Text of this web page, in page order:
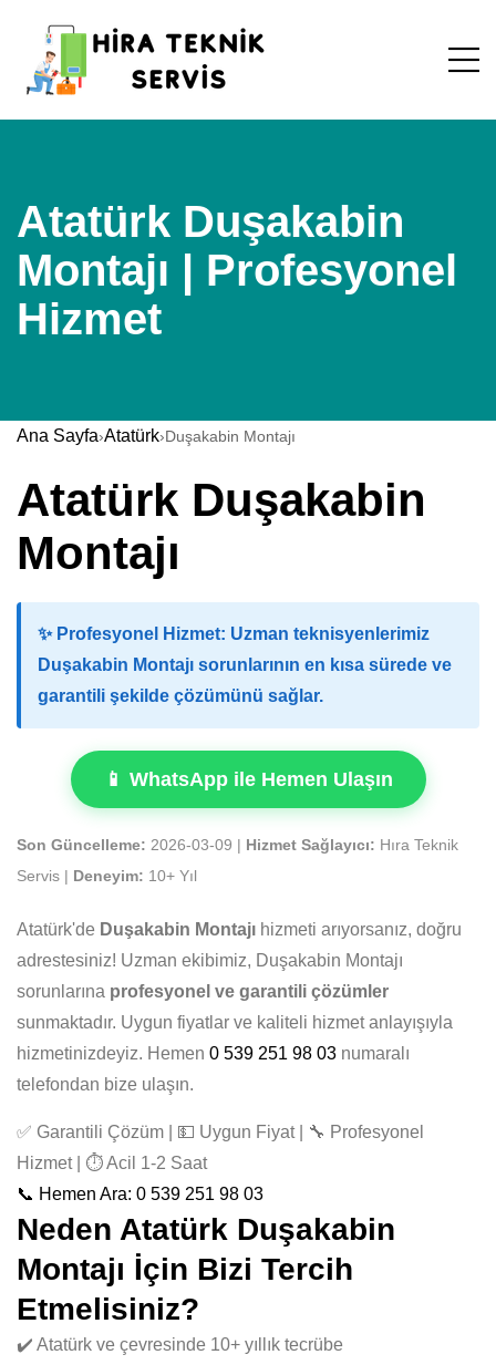
Atatürk Duşakabin
Montajı | Profesyonel
Hizmet
Ana Sayfa›Atatürk›Duşakabin Montajı
Atatürk Duşakabin
Montajı
✨ Profesyonel Hizmet: Uzman teknisyenlerimiz
Duşakabin Montajı sorunlarının en kısa sürede ve
garantili şekilde çözümünü sağlar.
📱 WhatsApp ile Hemen Ulaşın
Son Güncelleme: 2026-03-09 | Hizmet Sağlayıcı: Hıra Teknik
Servis |
Deneyim: 10+ Yıl
Atatürk'de Duşakabin Montajı hizmeti arıyorsanız, doğru
adrestesiniz! Uzman ekibimiz, Duşakabin Montajı
sorunlarına profesyonel ve garantili çözümler
sunmaktadır. Uygun fiyatlar ve kaliteli hizmet anlayışıyla
hizmetinizdeyiz. Hemen 0 539 251 98 03 numaralı
telefondan bize ulaşın.
✅ Garantili Çözüm | 💵 Uygun Fiyat | 🔧 Profesyonel
Hizmet | ⏱️ Acil 1-2 Saat
📞 Hemen Ara: 0 539 251 98 03
Neden Atatürk Duşakabin
Montajı İçin Bizi Tercih
Etmelisiniz?
✔️ Atatürk ve çevresinde 10+ yıllık tecrübe